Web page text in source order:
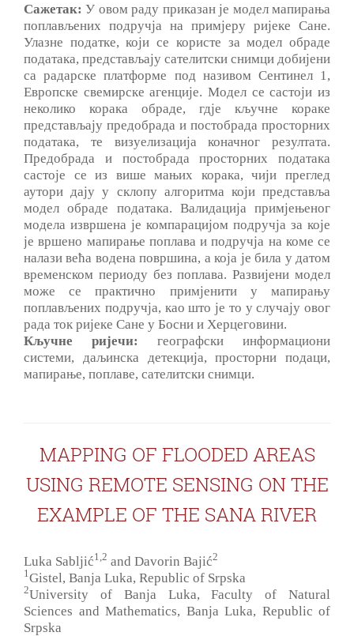
Сажетак: У овом раду приказан је модел мапирања
поплављених подручја на примјеру ријеке Сане.
Улазне податке, који се користе за модел обраде
података, представљају сателитски снимци добијени
са радарске платформе под називом Сентинел 1,
Европске свемирске агенције. Модел се састоји из
неколико корака обраде, гдје кључне кораке
представљају предобрада и постобрада просторних
података, те визуелизација коначног резултата.
Предобрада и постобрада просторних података
састоје се из више мањих корака, чији преглед
аутори дају у склопу алгоритма који представља
модел обраде података. Валидација примјењеног
модела извршена је компарацијом подручја за које
је вршено мапирање поплава и подручја на коме се
налази већа водена површина, а која је била у датом
временском периоду без поплава. Развијени модел
може се практично примјенити у мапирању
поплављених подручја, као што је то у случају овог
рада ток ријеке Сане у Босни и Херцеговини.
Кључне ријечи:
географски информациони
системи, даљинска детекција, просторни подаци,
мапирање, поплаве, сателитски снимци.
MAPPING OF FLOODED AREAS
USING REMOTE SENSING ON THE
EXAMPLE OF THE SANA RIVER
Luka Sabljić1,2 and Davorin Bajić2
1Gistel, Banja Luka, Republic of Srpska
2University of Banja Luka, Faculty of Natural
Sciences and Mathematics, Banja Luka, Republic of
Srpska